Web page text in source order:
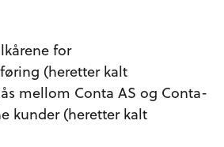
for
(heretter kalt
mellom Conta AS og Conta-
kunder (heretter kalt